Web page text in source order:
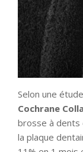
Selon une
Cochrane
brosse à dents
la plaque